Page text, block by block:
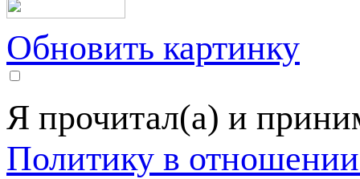
Обновить картинку
Я прочитал(а) и
Политику в